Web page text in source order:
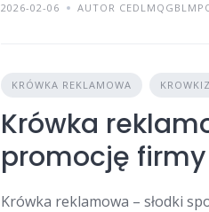
2026-02-06 AUTOR
KRÓWKA REKLAMOWA
Krówka
promocję firmy
Krówka reklamowa – słodki